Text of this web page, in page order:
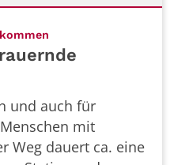
und auch für
mit
Weg dauert ca. eine